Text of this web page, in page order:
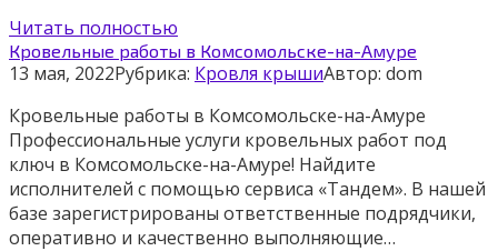
Читать полностью
Кровельные работы в Комсомольске-на-Амуре
13 мая, 2022Рубрика: Кровля крышиАвтор: dom
Кровельные работы в Комсомольске-на-Амуре
Профессиональные услуги кровельных работ под
ключ в Комсомольске-на-Амуре! Найдите
исполнителей с помощью сервиса «Тандем». В нашей
базе зарегистрированы ответственные подрядчики,
оперативно и качественно выполняющие…